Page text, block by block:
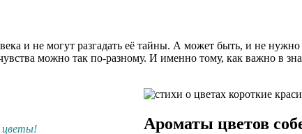
и не могут разгадать её тайны. А может быть, и не нужно
можно так по-разному. И именно тому, как важно в
Ароматы цветов